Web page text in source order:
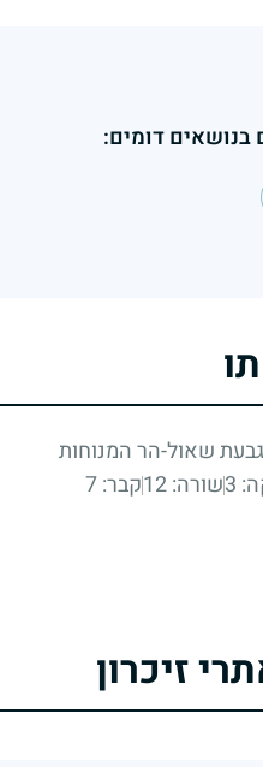
בנושאים דומים:
שאול-הר המנוחות
3 שורה: 12
קבר: 7
זיכרון